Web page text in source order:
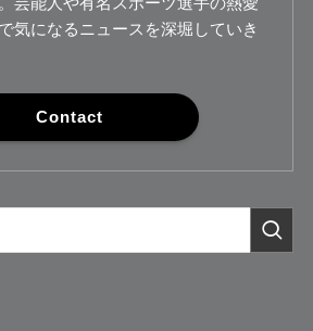
気になるニュースを深堀していき
Contact